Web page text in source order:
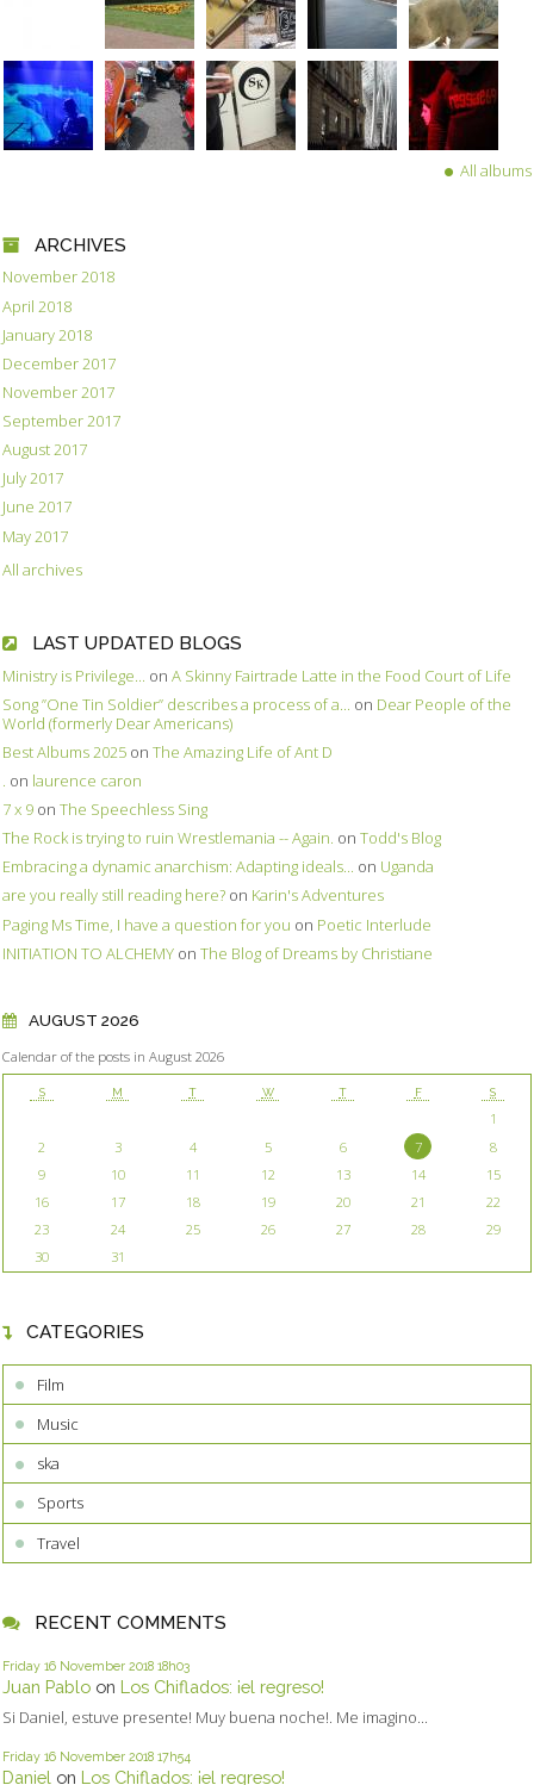
All albums
ARCHIVES
November 2018
April 2018
January 2018
December 2017
November 2017
September 2017
August 2017
July 2017
June 2017
May 2017
All archives
LAST UPDATED BLOGS
Ministry is Privilege... on A Skinny Fairtrade Latte in the Food Court of Life
Song ”One Tin Soldier” describes a process of a... on Dear People of the
World (formerly Dear Americans)
Best Albums 2025 on The Amazing Life of Ant D
. on laurence caron
7 x 9 on The Speechless Sing
The Rock is trying to ruin Wrestlemania -- Again. on Todd's Blog
Embracing a dynamic anarchism: Adapting ideals... on Uganda
are you really still reading here? on Karin's Adventures
Paging Ms Time, I have a question for you on Poetic Interlude
INITIATION TO ALCHEMY on The Blog of Dreams by Christiane
AUGUST 2026
Calendar of the posts in August 2026
S M T W T F S
1
2
3 4 5 6 7
8
9
10 11 12 13 14
15
16
17 18 19 20 21
22
23
24 25 26 27 28
29
30
31
CATEGORIES
Film
Music
ska
Sports
Travel
RECENT COMMENTS
Friday 16 November 2018 18h03
Juan Pablo on Los Chiflados: ¡el regreso!
Si Daniel, estuve presente! Muy buena noche!. Me imagino...
Friday 16 November 2018 17h54
Daniel on Los Chiflados: ¡el regreso!